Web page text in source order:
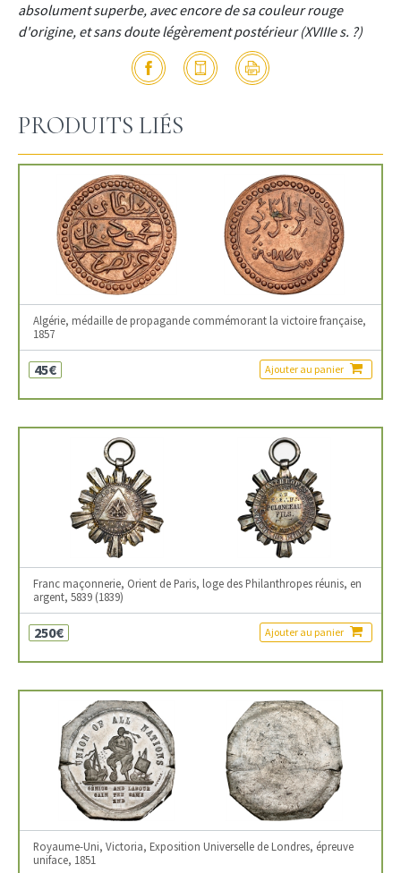
absolument superbe, avec encore de sa couleur rouge
d'origine, et sans doute légèrement postérieur (XVIIIe s. ?)
PRODUITS LIÉS
Algérie, médaille de propagande commémorant la victoire française,
1857
45€ Ajouter au panier
Franc maçonnerie, Orient de Paris, loge des Philanthropes réunis, en
argent, 5839 (1839)
250€ Ajouter au panier
Royaume-Uni, Victoria, Exposition Universelle de Londres, épreuve
uniface, 1851